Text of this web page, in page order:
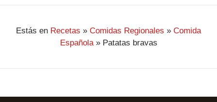
Estás en Recetas » Comidas Regionales » Comida
Española» Patatas bravas